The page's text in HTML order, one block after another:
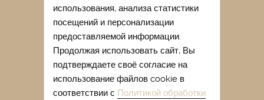
Отдых в Евпатории с детьми
Легочный санаторий Крыма
Купить путевку в санаторий Крыма
Лечение сакскими грязями
Лечение гинекологических
использования, анализа статистики
посещений и персонализации
предоставляемой информации.
Продолжая использовать сайт, Вы
подтверждаете своё согласие на
использование файлов cookie в
соответствии с Политикой обработки